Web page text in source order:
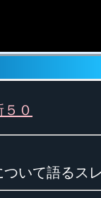
０
ついて語るス